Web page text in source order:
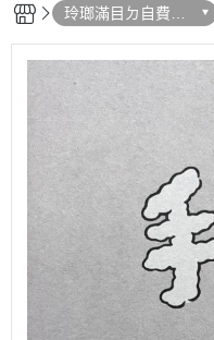
玲瑯滿目ㄉ自費出
版！